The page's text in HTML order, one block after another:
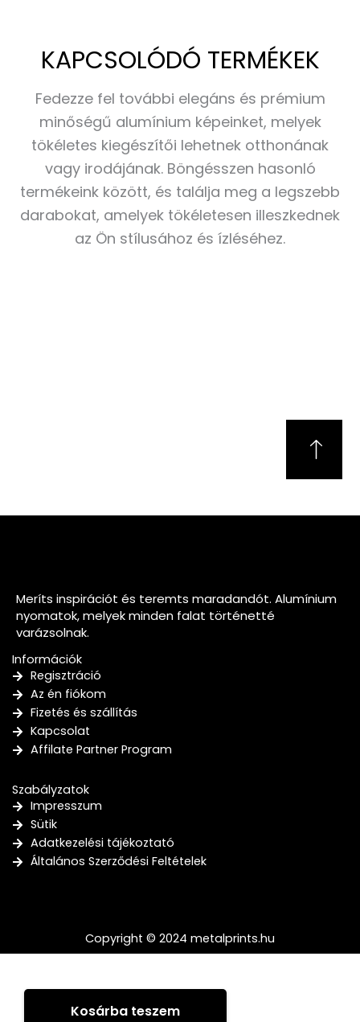
Kosárba teszem
KAPCSOLÓDÓ TERMÉKEK
Fedezze fel további elegáns és prémium
minőségű alumínium képeinket, melyek
tökéletes kiegészítői lehetnek otthonának
vagy irodájának. Böngésszen hasonló
termékeink között, és találja meg a legszebb
darabokat, amelyek tökéletesen illeszkednek
az Ön stílusához és ízléséhez.
Meríts inspirációt és teremts maradandót. Alumínium
nyomatok, melyek minden falat történetté
varázsolnak.
Információk
Regisztráció
Az én fiókom
Fizetés és szállítás
Kapcsolat
Affilate Partner Program
Szabályzatok
Impresszum
Sütik
Adatkezelési tájékoztató
Általános Szerződési Feltételek
Copyright © 2024 metalprints.hu